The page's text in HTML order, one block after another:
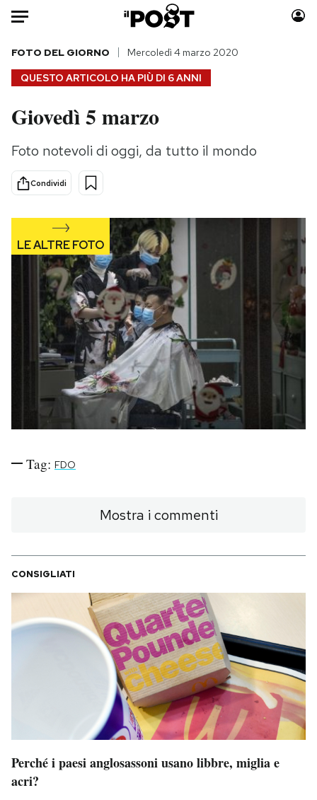
Auto
HOME
Italia
Politica
Tecnologia
Scienza
Cultura
Economia
Sport
Consumismi
Media
Altrecose
Mondiali calcio 2026
PODCAST
NEWSLETTER
AREA PERSONALE
Area Personale
Newsletter
Notifiche mobile
Hai bisogno di aiuto?
QUESTO ARTICOLO HA PIÙ DI 6 ANNI
FOTO DEL GIORNO Mercoledì 4 marzo 2020
Giovedì 5 marzo
Foto notevoli di oggi, da tutto il mondo
Condividi
Tag: FDO
Mostra i commenti
CONSIGLIATI
Perché i paesi anglosassoni usano libbre, miglia e
acri?